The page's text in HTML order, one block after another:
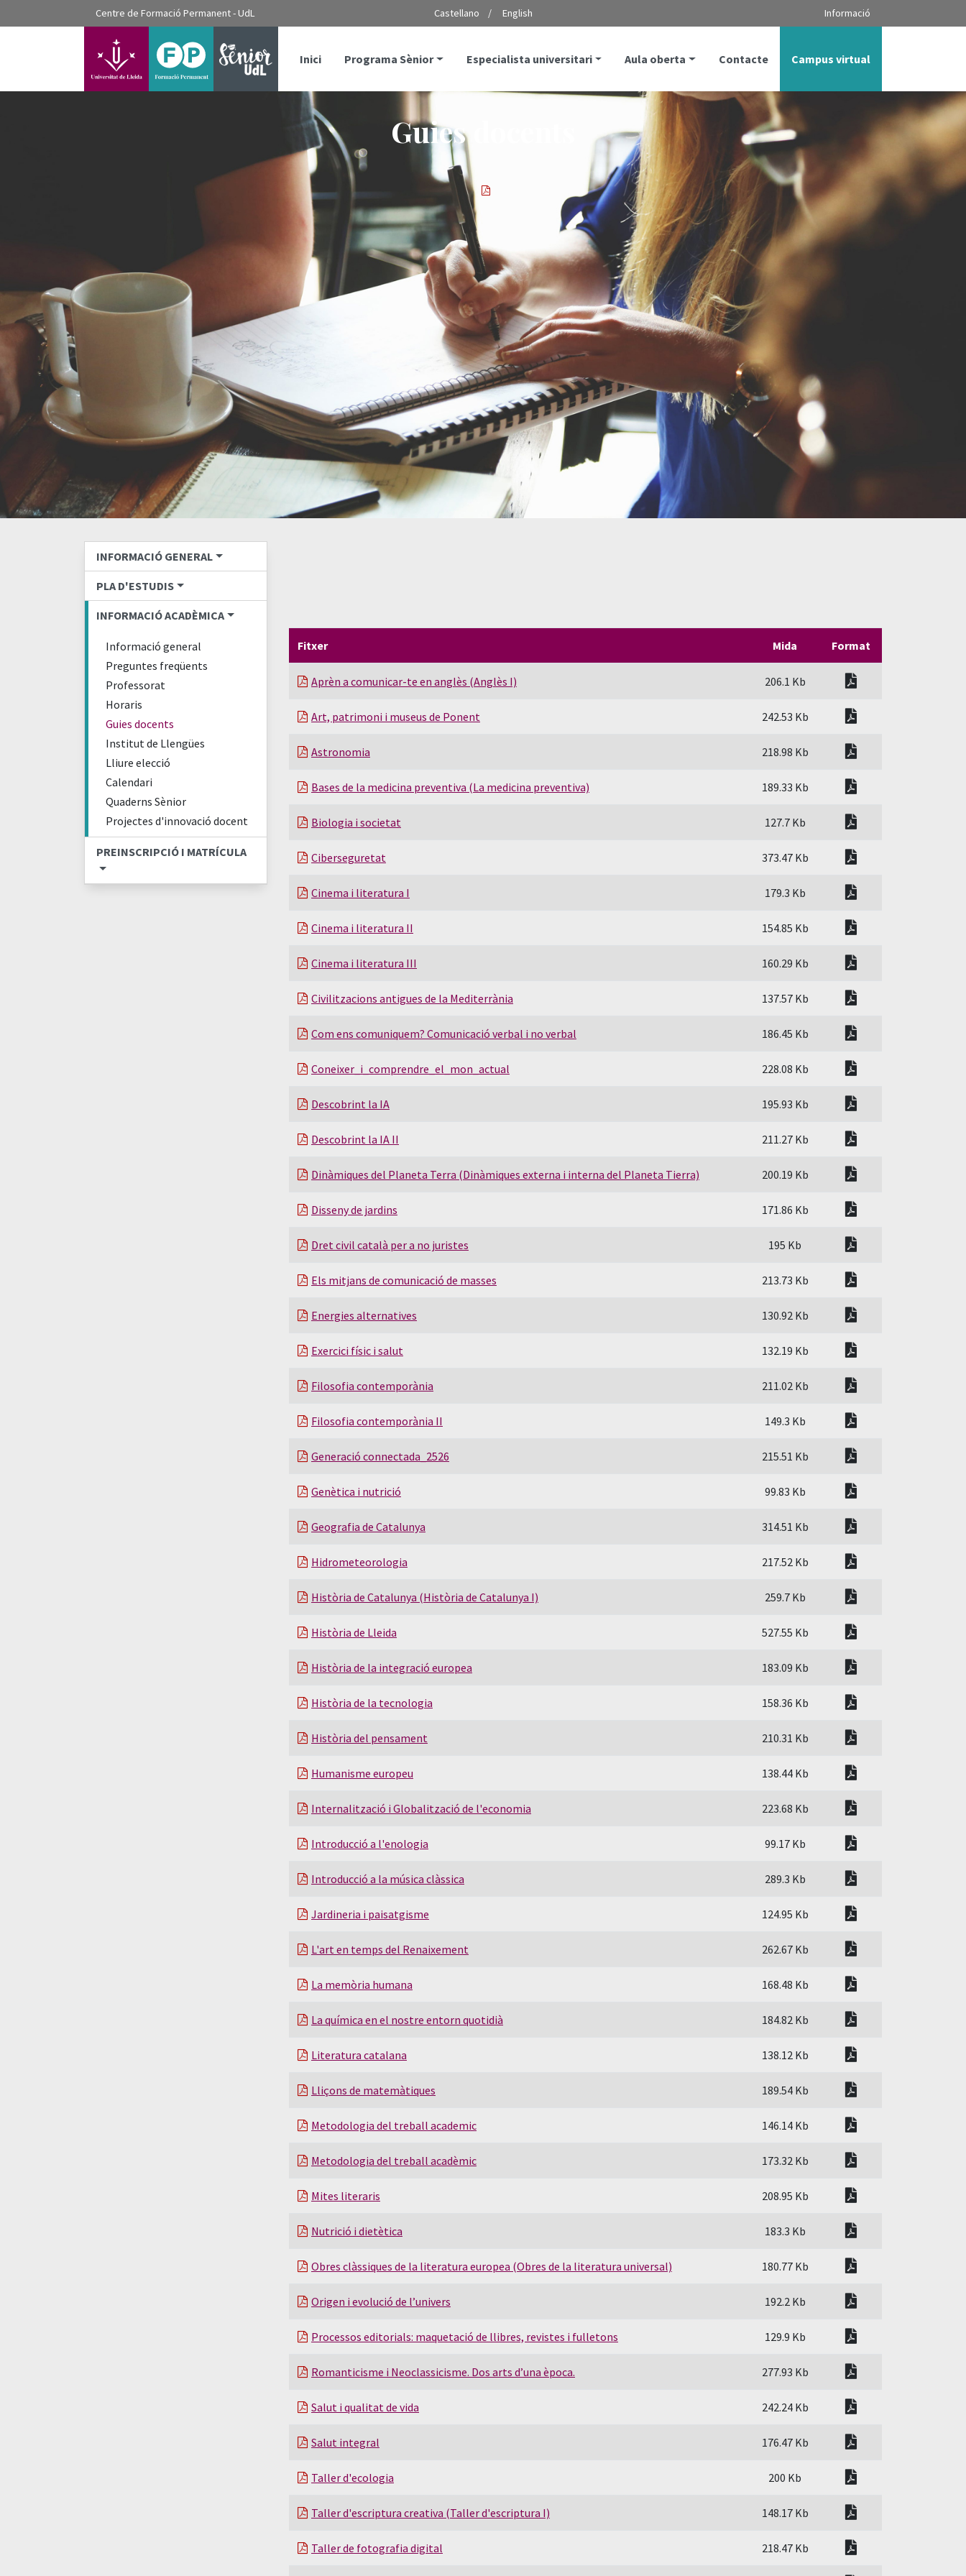
???label.access.jump.content???
???label.access.jump.header???
???label.access.jump.footer???
???label.access.jump.menu???
Centre de Formació Permanent - UdL Castellano English Informació
Inici Programa Sènior Especialista universitari Aula oberta Contacte Campus virtual
Guies docents
INFORMACIÓ GENERAL
PLA D'ESTUDIS
INFORMACIÓ ACADÈMICA
Informació general
Preguntes freqüents
Professorat
Horaris
Guies docents
Institut de Llengües
Lliure elecció
Calendari
Quaderns Sènior
Projectes d'innovació docent
PREINSCRIPCIÓ I MATRÍCULA
Fitxer Mida Format
Aprèn a comunicar-te en anglès (Anglès I) 206.1 Kb pdf
Art, patrimoni i museus de Ponent 242.53 Kb pdf
Astronomia 218.98 Kb pdf
Bases de la medicina preventiva (La medicina preventiva) 189.33 Kb pdf
Biologia i societat 127.7 Kb pdf
Ciberseguretat 373.47 Kb pdf
Cinema i literatura I 179.3 Kb pdf
Cinema i literatura II 154.85 Kb pdf
Cinema i literatura III 160.29 Kb pdf
Civilitzacions antigues de la Mediterrània 137.57 Kb pdf
Com ens comuniquem? Comunicació verbal i no verbal 186.45 Kb pdf
Coneixer_i_comprendre_el_mon_actual 228.08 Kb pdf
Descobrint la IA 195.93 Kb pdf
Descobrint la IA II 211.27 Kb pdf
Dinàmiques del Planeta Terra (Dinàmiques externa i interna del Planeta Tierra) 200.19 Kb pdf
Disseny de jardins 171.86 Kb pdf
Dret civil català per a no juristes 195 Kb pdf
Els mitjans de comunicació de masses 213.73 Kb pdf
Energies alternatives 130.92 Kb pdf
Exercici físic i salut 132.19 Kb pdf
Filosofia contemporània 211.02 Kb pdf
Filosofia contemporània II 149.3 Kb pdf
Generació connectada_2526 215.51 Kb pdf
Genètica i nutrició 99.83 Kb pdf
Geografia de Catalunya 314.51 Kb pdf
Hidrometeorologia 217.52 Kb pdf
Història de Catalunya (Història de Catalunya I) 259.7 Kb pdf
Història de Lleida 527.55 Kb pdf
Història de la integració europea 183.09 Kb pdf
Història de la tecnologia 158.36 Kb pdf
Història del pensament 210.31 Kb pdf
Humanisme europeu 138.44 Kb pdf
Internalització i Globalització de l'economia 223.68 Kb pdf
Introducció a l'enologia 99.17 Kb pdf
Introducció a la música clàssica 289.3 Kb pdf
Jardineria i paisatgisme 124.95 Kb pdf
L'art en temps del Renaixement 262.67 Kb pdf
La memòria humana 168.48 Kb pdf
La química en el nostre entorn quotidià 184.82 Kb pdf
Literatura catalana 138.12 Kb pdf
Lliçons de matemàtiques 189.54 Kb pdf
Metodologia del treball academic 146.14 Kb pdf
Metodologia del treball acadèmic 173.32 Kb pdf
Mites literaris 208.95 Kb pdf
Nutrició i dietètica 183.3 Kb pdf
Obres clàssiques de la literatura europea (Obres de la literatura universal) 180.77 Kb pdf
Origen i evolució de l’univers 192.2 Kb pdf
Processos editorials: maquetació de llibres, revistes i fulletons 129.9 Kb pdf
Romanticisme i Neoclassicisme. Dos arts d’una època. 277.93 Kb pdf
Salut i qualitat de vida 242.24 Kb pdf
Salut integral 176.47 Kb pdf
Taller d'ecologia 200 Kb pdf
Taller d'escriptura creativa (Taller d'escriptura I) 148.17 Kb pdf
Taller de fotografia digital 218.47 Kb pdf